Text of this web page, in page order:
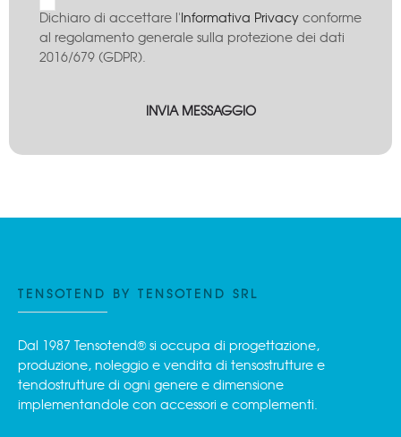
Dichiaro di accettare l'Informativa Privacy conforme
al regolamento generale sulla protezione dei dati
2016/679 (GDPR).
TENSOTEND BY TENSOTEND SRL
Dal 1987 Tensotend® si occupa di progettazione,
produzione, noleggio e vendita di tensostrutture e
tendostrutture di ogni genere e dimensione
implementandole con accessori e complementi.